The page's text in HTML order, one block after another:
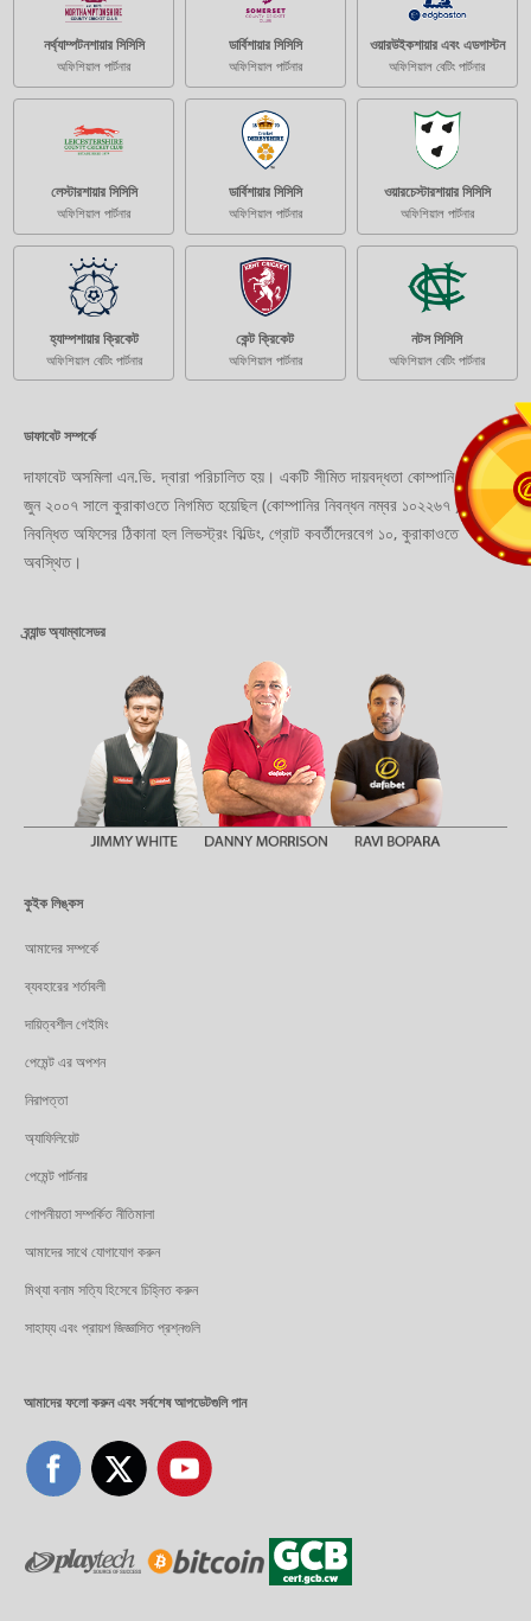
নর্থ্যাম্পটনশায়ার সিসিসি
অফিশিয়াল পার্টনার
ডার্বিশায়ার সিসিসি
অফিশিয়াল পার্টনার
ওয়ারউইকশায়ার এবং এডগাস্টন
অফিশিয়াল বেটিং পার্টনার
লেস্টারশায়ার সিসিসি
অফিশিয়াল পার্টনার
ডার্বিশায়ার সিসিসি
অফিশিয়াল পার্টনার
ওয়ারচেস্টারশায়ার সিসিসি
অফিশিয়াল পার্টনার
হ্যাম্পশায়ার ক্রিকেট
অফিশিয়াল বেটিং পার্টনার
কেন্ট ক্রিকেট
অফিশিয়াল পার্টনার
নটস সিসিসি
অফিশিয়াল বেটিং পার্টনার
ডাফাবেট সম্পর্কে
দাফাবেট অসমিলা এন.ভি. দ্বারা পরিচালিত হয়। একটি সীমিত দায়বদ্ধতা কোম্পানি যা ২৮
জুন ২০০৭ সালে কুরাকাওতে নিগমিত হয়েছিল (কোম্পানির নিবন্ধন নম্বর ১০২২৬৭ )।
নিবন্ধিত অফিসের ঠিকানা হল লিভস্ট্রং বিল্ডিং, গ্রোট কবর্তীদেরবেগ ১০, কুরাকাওতে
অবস্থিত।
ব্র্যান্ড অ্যাম্বাসেডর
কুইক লিঙ্কস
আমাদের সম্পর্কে
ব্যবহারের শর্তাবলী
দায়িত্বশীল গেইমিং
পেমেন্ট এর অপশন
নিরাপত্তা
অ্যাফিলিয়েট
পেমেন্ট পার্টনার
গোপনীয়তা সম্পর্কিত নীতিমালা
আমাদের সাথে যোগাযোগ করুন
মিথ্যা বনাম সত্যি হিসেবে চিহ্নিত করুন
সাহায্য এবং প্রায়শ জিজ্ঞাসিত প্রশ্নগুলি
আমাদের ফলো করুন এবং সর্বশেষ আপডেটগুলি পান